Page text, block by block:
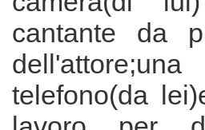
cantante da
telefono(da